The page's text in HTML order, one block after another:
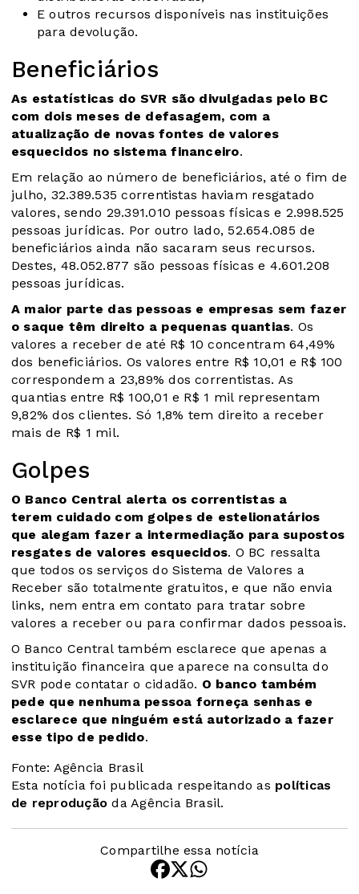
E outros recursos disponíveis nas instituições
para devolução.
Beneficiários
As estatísticas do SVR são divulgadas pelo BC
com dois meses de defasagem, com a
atualização de novas fontes de valores
esquecidos no sistema financeiro.
Em relação ao número de beneficiários, até o fim de
julho, 32.389.535 correntistas haviam resgatado
valores, sendo 29.391.010 pessoas físicas e 2.998.525
pessoas jurídicas. Por outro lado, 52.654.085 de
beneficiários ainda não sacaram seus recursos.
Destes, 48.052.877 são pessoas físicas e 4.601.208
pessoas jurídicas.
A maior parte das pessoas e empresas sem fazer
o saque têm direito a pequenas quantias. Os
valores a receber de até R$ 10 concentram 64,49%
dos beneficiários. Os valores entre R$ 10,01 e R$ 100
correspondem a 23,89% dos correntistas. As
quantias entre R$ 100,01 e R$ 1 mil representam
9,82% dos clientes. Só 1,8% tem direito a receber
mais de R$ 1 mil.
Golpes
O Banco Central alerta os correntistas a
terem cuidado com golpes de estelionatários
que alegam fazer a intermediação para supostos
resgates de valores esquecidos. O BC ressalta
que todos os serviços do Sistema de Valores a
Receber são totalmente gratuitos, e que não envia
links, nem entra em contato para tratar sobre
valores a receber ou para confirmar dados pessoais.
O Banco Central também esclarece que apenas a
instituição financeira que aparece na consulta do
SVR pode contatar o cidadão. O banco também
pede que nenhuma pessoa forneça senhas e
esclarece que ninguém está autorizado a fazer
esse tipo de pedido.
Fonte: Agência Brasil
Esta notícia foi publicada respeitando as políticas
de reprodução da Agência Brasil.
Compartilhe essa notícia